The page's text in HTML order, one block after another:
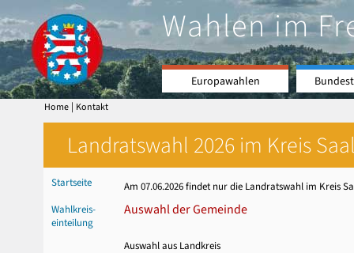
Wahlen im
Europawahlen
Home | Kontakt
Landratswahl 2026 im Kreis
Startseite
Wahlkreis-
einteilung
Am 07.06.2026 findet nur die Landratswahl im Kreis
Auswahl der Gemeinde
Auswahl aus Landkreis